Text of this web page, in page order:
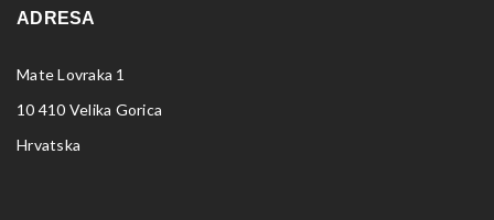
ADRESA
Mate Lovraka 1
10 410 Velika Gorica
Hrvatska